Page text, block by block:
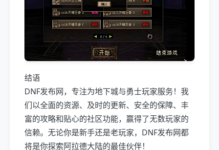
结语
DNF发布网，专注为地下城与勇士玩家服务！我
们以全面的资源、及时的更新、安全的保障、丰
富的攻略和贴心的社区功能，赢得了无数玩家的
信赖。无论你是新手还是老玩家，DNF发布网都
将是你探索阿拉德大陆的最佳伙伴！